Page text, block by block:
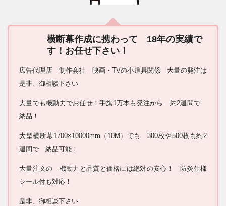
横断幕作成に携わって 18年の実績で
す！お任せ下さい！
広告代理店 制作会社 映画・TVの小道具関係 大量の発注は
是非、御相談下さい
大量でも機動力でお任せ！手旗1万本も発注から 約2週間で
納品！
大型横断幕1700×10000mm（10M）でも 300枚や500枚も約2
週間で 納品可能！
大量注文の 機動力と品質と価格には絶対の安心！ 防炎仕様
シール付も対応！
是非、御相談下さい